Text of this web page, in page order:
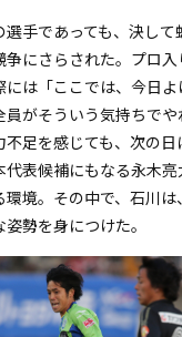
手であっても、決して
にさらされた。プロ入
は「ここでは、今日
員がそういう気持ちで
不足を感じても、次の
代表候補にもなる永木
境。その中で、石川
勢を身につけた。